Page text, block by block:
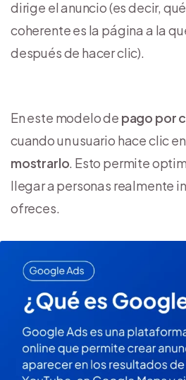
dirige el anuncio (es decir,
coherente es la página a la
después de hacer clic).
En este modelo de pago por
cuando un usuario hace clic
mostrarlo. Esto permite
llegar a personas realmente
ofreces.